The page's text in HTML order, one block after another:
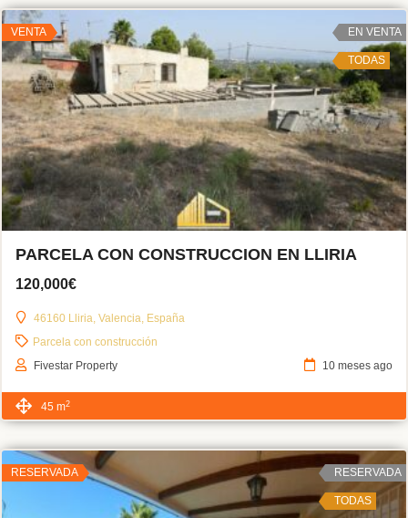
VENTA EN VENTA
TODAS
PARCELA CON CONSTRUCCION EN LLIRIA
120,000€
46160 Lliria, Valencia, España
Parcela con construcción
Fivestar Property
10 meses ago
45 m2
RESERVADA RESERVADA
TODAS